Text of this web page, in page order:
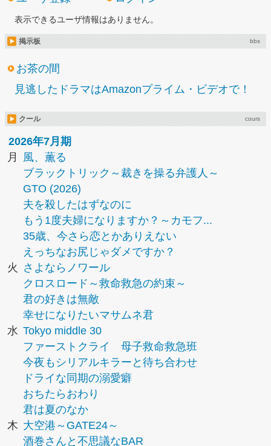
表示できるユーザ情報はありません。
掲示板 bbs
お茶の間
見逃したドラマはAmazonプライム・ビデオで！
クール cours
2026年7月期
月
風、薫る
ブラックトリック～裁きを操る弁護人～
GTO (2026)
夫を殺したはずなのに
もう1度夫婦になりますか？～カモフ...
35歳、今さら恋とかありえない
えっちなお尻じゃダメですか？
火
さよならノワール
クロスロード～救命救急の約束～
君の好きは無敵
幸せになりたいマサムネ君
水 Tokyo middle 30
ファーストクライ 母子救命救急班
今夜もシリアルキラーと待ち合わせ
ドライな同期の溺愛癖
おちたらおわり
君は夏のなか
木 大空港～GATE24～
酒巻さんと不思議なBAR